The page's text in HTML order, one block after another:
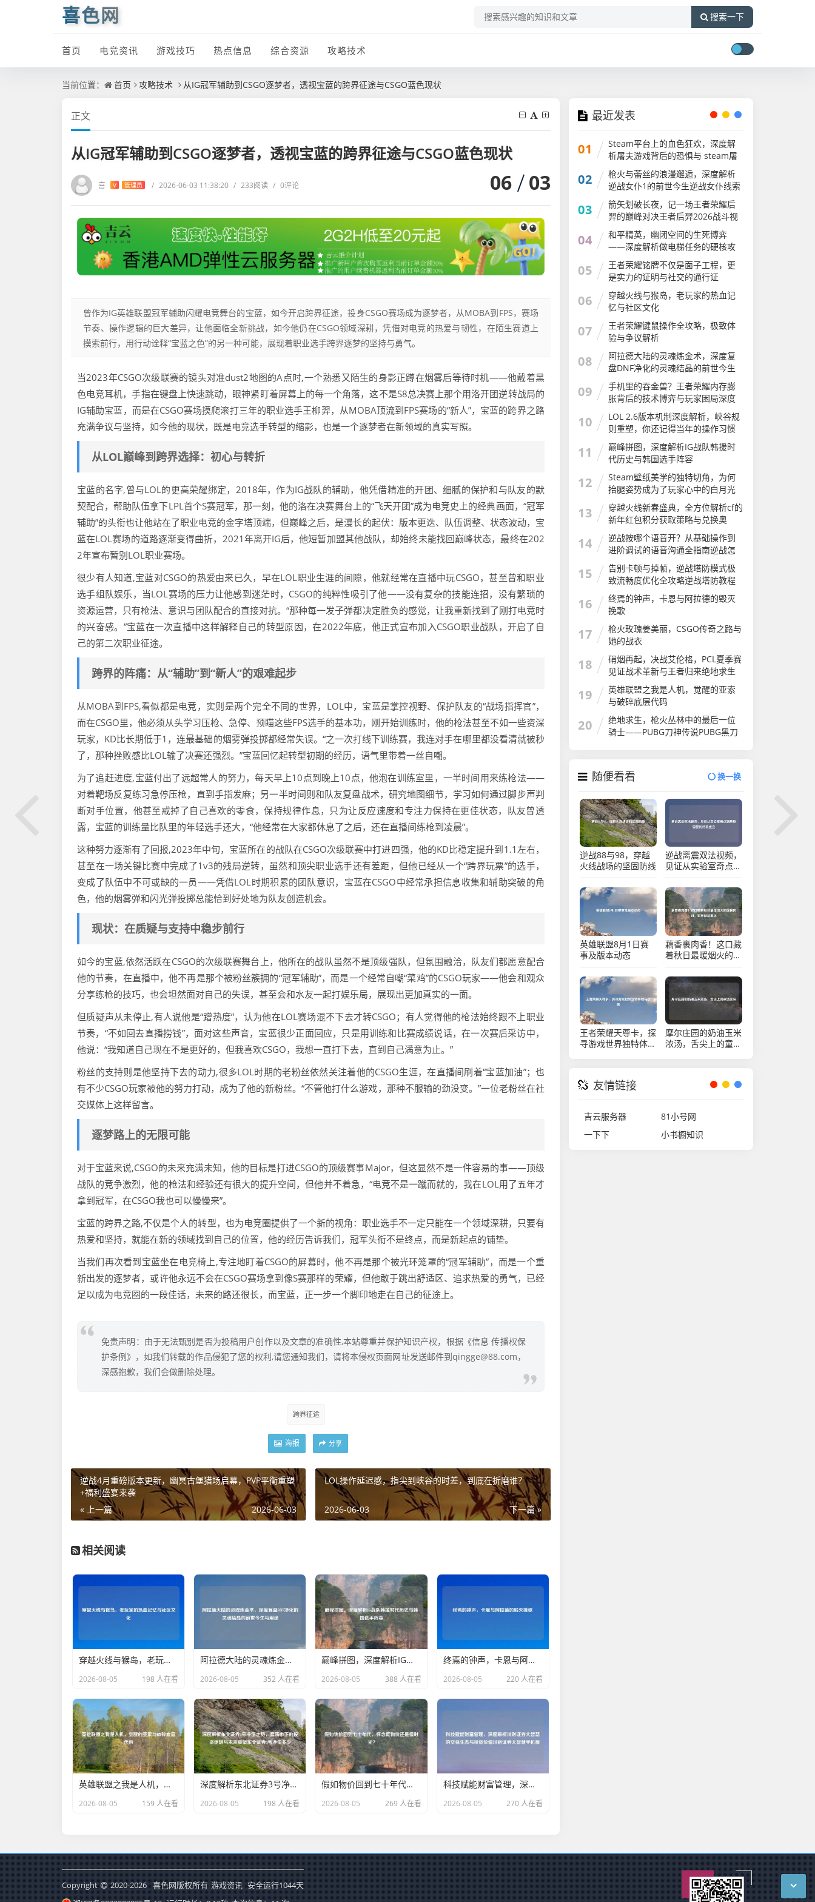
喜色网 搜索一下
首页 电竞资讯 游戏技巧 热点信息 综合资源 攻略技术
当前位置： 首页 攻略技术 从IG冠军辅助到CSGO逐梦者，透视宝蓝的跨界征途与CSGO蓝色现状
正文
从IG冠军辅助到CSGO逐梦者，透视宝蓝的跨界征途与CSGO蓝色现状
喜 V 管理员 / 2026-06-03 11:38:20 / 233阅读 / 0评论 06 03
曾作为IG英雄联盟冠军辅助闪耀电竞舞台的宝蓝，如今开启跨界征途，投身CSGO赛场成为逐梦者，从MOBA到FPS，赛场
节奏、操作逻辑的巨大差异，让他面临全新挑战，如今他仍在CSGO领域深耕，凭借对电竞的热爱与韧性，在陌生赛道上
摸索前行，用行动诠释“宝蓝之色”的另一种可能，展现着职业选手跨界逐梦的坚持与勇气。
当2023年CSGO次级联赛的镜头对准dust2地图的A点时,一个熟悉又陌生的身影正蹲在烟雾后等待时机——他戴着黑
色电竞耳机，手指在键盘上快速跳动，眼神紧盯着屏幕上的每一个角落，这不是S8总决赛上那个用洛开团逆转战局的
IG辅助宝蓝，而是在CSGO赛场摸爬滚打三年的职业选手王柳羿，从MOBA顶流到FPS赛场的“新人”，宝蓝的跨界之路
充满争议与坚持，如今他的现状，既是电竞选手转型的缩影，也是一个逐梦者在新领域的真实写照。
从LOL巅峰到跨界选择：初心与转折
宝蓝的名字,曾与LOL的更高荣耀绑定，2018年，作为IG战队的辅助，他凭借精准的开团、细腻的保护和与队友的默
契配合，帮助队伍拿下LPL首个S赛冠军，那一刻，他的洛在决赛舞台上的“飞天开团”成为电竞史上的经典画面，“冠军
辅助”的头衔也让他站在了职业电竞的金字塔顶端，但巅峰之后，是漫长的起伏：版本更迭、队伍调整、状态波动，宝
蓝在LOL赛场的道路逐渐变得曲折，2021年离开IG后，他短暂加盟其他战队，却始终未能找回巅峰状态，最终在202
2年宣布暂别LOL职业赛场。
很少有人知道,宝蓝对CSGO的热爱由来已久，早在LOL职业生涯的间隙，他就经常在直播中玩CSGO，甚至曾和职业
选手组队娱乐，当LOL赛场的压力让他感到迷茫时，CSGO的纯粹性吸引了他——没有复杂的技能连招，没有繁琐的
资源运营，只有枪法、意识与团队配合的直接对抗。“那种每一发子弹都决定胜负的感觉，让我重新找到了刚打电竞时
的兴奋感。”宝蓝在一次直播中这样解释自己的转型原因，在2022年底，他正式宣布加入CSGO职业战队，开启了自
己的第二次职业征途。
跨界的阵痛：从“辅助”到“新人”的艰难起步
从MOBA到FPS,看似都是电竞，实则是两个完全不同的世界，LOL中，宝蓝是掌控视野、保护队友的“战场指挥官”，
而在CSGO里，他必须从头学习压枪、急停、预瞄这些FPS选手的基本功，刚开始训练时，他的枪法甚至不如一些资深
玩家，KD比长期低于1，连最基础的烟雾弹投掷都经常失误。“之一次打线下训练赛，我连对手在哪里都没看清就被秒
了，那种挫败感比LOL输了决赛还强烈。”宝蓝回忆起转型初期的经历，语气里带着一丝自嘲。
为了追赶进度,宝蓝付出了远超常人的努力，每天早上10点到晚上10点，他泡在训练室里，一半时间用来练枪法——
对着靶场反复练习急停压枪，直到手指发麻；另一半时间则和队友复盘战术，研究地图细节，学习如何通过脚步声判
断对手位置，他甚至戒掉了自己喜欢的零食，保持规律作息，只为让反应速度和专注力保持在更佳状态，队友曾透
露，宝蓝的训练量比队里的年轻选手还大，“他经常在大家都休息了之后，还在直播间练枪到凌晨”。
这种努力逐渐有了回报,2023年中旬，宝蓝所在的战队在CSGO次级联赛中打进四强，他的KD比稳定提升到1.1左右，
甚至在一场关键比赛中完成了1v3的残局逆转，虽然和顶尖职业选手还有差距，但他已经从一个“跨界玩票”的选手，
变成了队伍中不可或缺的一员——凭借LOL时期积累的团队意识，宝蓝在CSGO中经常承担信息收集和辅助突破的角
色，他的烟雾弹和闪光弹投掷总能恰到好处地为队友创造机会。
现状：在质疑与支持中稳步前行
如今的宝蓝,依然活跃在CSGO的次级联赛舞台上，他所在的战队虽然不是顶级强队，但氛围融洽，队友们都愿意配合
他的节奏，在直播中，他不再是那个被粉丝簇拥的“冠军辅助”，而是一个经常自嘲“菜鸡”的CSGO玩家——他会和观众
分享练枪的技巧，也会坦然面对自己的失误，甚至会和水友一起打娱乐局，展现出更加真实的一面。
但质疑声从未停止,有人说他是“蹭热度”，认为他在LOL赛场混不下去才转CSGO；有人觉得他的枪法始终跟不上职业
节奏，“不如回去直播捞钱”，面对这些声音，宝蓝很少正面回应，只是用训练和比赛成绩说话，在一次赛后采访中，
他说：“我知道自己现在不是更好的，但我喜欢CSGO，我想一直打下去，直到自己满意为止。”
粉丝的支持则是他坚持下去的动力,很多LOL时期的老粉丝依然关注着他的CSGO生涯，在直播间刷着“宝蓝加油”；也
有不少CSGO玩家被他的努力打动，成为了他的新粉丝。“不管他打什么游戏，那种不服输的劲没变。”一位老粉丝在社
交媒体上这样留言。
逐梦路上的无限可能
对于宝蓝来说,CSGO的未来充满未知，他的目标是打进CSGO的顶级赛事Major，但这显然不是一件容易的事——顶级
战队的竞争激烈，他的枪法和经验还有很大的提升空间，但他并不着急，“电竞不是一蹴而就的，我在LOL用了五年才
拿到冠军，在CSGO我也可以慢慢来”。
宝蓝的跨界之路,不仅是个人的转型，也为电竞圈提供了一个新的视角：职业选手不一定只能在一个领域深耕，只要有
热爱和坚持，就能在新的领域找到自己的位置，他的经历告诉我们，冠军头衔不是终点，而是新起点的铺垫。
当我们再次看到宝蓝坐在电竞椅上,专注地盯着CSGO的屏幕时，他不再是那个被光环笼罩的“冠军辅助”，而是一个重
新出发的逐梦者，或许他永远不会在CSGO赛场拿到像S赛那样的荣耀，但他敢于跳出舒适区、追求热爱的勇气，已经
足以成为电竞圈的一段佳话，未来的路还很长，而宝蓝，正一步一个脚印地走在自己的征途上。
免责声明：由于无法甄别是否为投稿用户创作以及文章的准确性,本站尊重并保护知识产权，根据《信息 传播权保
护条例》，如我们转载的作品侵犯了您的权利,请您通知我们，请将本侵权页面网址发送邮件到qingge@88.com，
深感抱歉，我们会做删除处理。
跨界征途
海报 分享
逆战4月重磅版本更新，幽冥古堡猎场启幕，PVP平衡重塑
+福利盛宴来袭
« 上一篇
2026-06-03
LOL操作延迟感，指尖到峡谷的时差，到底在折磨谁？
下一篇 »
2026-06-03
相关阅读
穿越火线与猴岛，老玩家的热血记忆与社区文化
2026-08-05 198 人在看
阿拉德大陆的灵魂炼金术，深度复盘DNF净化的灵魂结晶的前世今生与用途
2026-08-05 352 人在看
巅峰拼图，深度解析IG战队韩援时代历史与韩国选手阵容
2026-08-05 388 人在看
终焉的钟声，卡恩与阿拉德的毁灭挽歌
2026-08-05 220 人在看
英雄联盟之我是人机，觉醒的亚索与破碎底层代码
2026-08-05 159 人在看
深度解析东北证券3号净值走势，震荡市下的投资逻辑与未来展望东北证券3号净值多少
2026-08-05 198 人在看
假如物价回到七十年代，怀念低物价还是慢时光？
2026-08-05 269 人在看
科技赋能财富管理，深度解析川财证券大智慧的交易生态与投资价值川财证券大智慧手机版
2026-08-05 270 人在看
最近发表
01
Steam平台上的血色狂欢，深度解
析屠夫游戏背后的恐惧与 steam屠
夫游戏
02
枪火与蕾丝的浪漫邂逅，深度解析
逆战女仆1的前世今生逆战女仆线索
还可以刷吗
03
箭矢划破长夜，记一场王者荣耀后
羿的巅峰对决王者后羿2026战斗视
频
04
和平精英，幽闭空间的生死博弈
——深度解析做电梯任务的硬核攻
略与心跳时刻和平精英做电梯任务
怎么做
05
王者荣耀铭牌不仅是面子工程，更
是实力的证明与社交的通行证
06
穿越火线与猴岛，老玩家的热血记
忆与社区文化
07
王者荣耀键鼠操作全攻略，极致体
验与争议解析
08
阿拉德大陆的灵魂炼金术，深度复
盘DNF净化的灵魂结晶的前世今生
与用途
09
手机里的吞金兽？王者荣耀内存膨
胀背后的技术博弈与玩家困局深度
10
LOL 2.6版本机制深度解析，峡谷规
则重塑，你还记得当年的操作习惯
吗？电线为什么是两根
11
巅峰拼图，深度解析IG战队韩援时
代历史与韩国选手阵容
12
Steam壁纸美学的独特切角，为何
抬腿姿势成为了玩家心中的白月光
抬腿游戏
13
穿越火线新春盛典，全方位解析cf的
新年红包积分获取策略与兑换奥
秘，赢取年度豪礼cf的新年红包积分
怎么算
14
逆战按哪个语音开？从基础操作到
进阶调试的语音沟通全指南逆战怎
么开语音
15
告别卡顿与掉帧，逆战塔防模式极
致流畅度优化全攻略逆战塔防教程
介绍
16
终焉的钟声，卡恩与阿拉德的毁灭
挽歌
17
枪火玫瑰姜美丽，CSGO传奇之路与
她的战衣
18
硝烟再起，决战艾伦格，PCL夏季赛
见证战术革新与王者归来绝地求生
夏季赛
19
英雄联盟之我是人机，觉醒的亚索
与破碎底层代码
20
绝地求生，枪火丛林中的最后一位
骑士——PUBG刀神传说PUBG黑刀
随便看看 换一换
逆战88与98，穿越
火线战场的坚固防线
逆战离震双法视频，
见证从实验室奇点到
战场雷霆的终极蜕变
英雄联盟8月1日赛
事及版本动态
藕香裹肉香！这口藏
着秋日最暖烟火的莲
藕肉饼，家常做法奉
上
王者荣耀天尊卡，探
寻游戏世界独特体验
摩尔庄园的奶油玉米
浓汤，舌尖上的童话
友情链接
吉云服务器
81小号网
一下下
小书橱知识
Copyright 2020-2026 喜色网版权所有 游戏资讯 安全运行1044天